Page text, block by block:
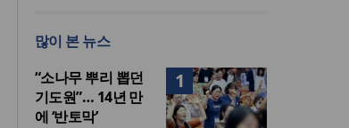
시장 담은 로컬 매거진 ‘포항집’
8·15 전국통일광장 연합기도
회, 대전서 열린다
많이 본 뉴스
1
“소나무 뿌리 뽑던
기도원”… 14년 만
에 ‘반토막’